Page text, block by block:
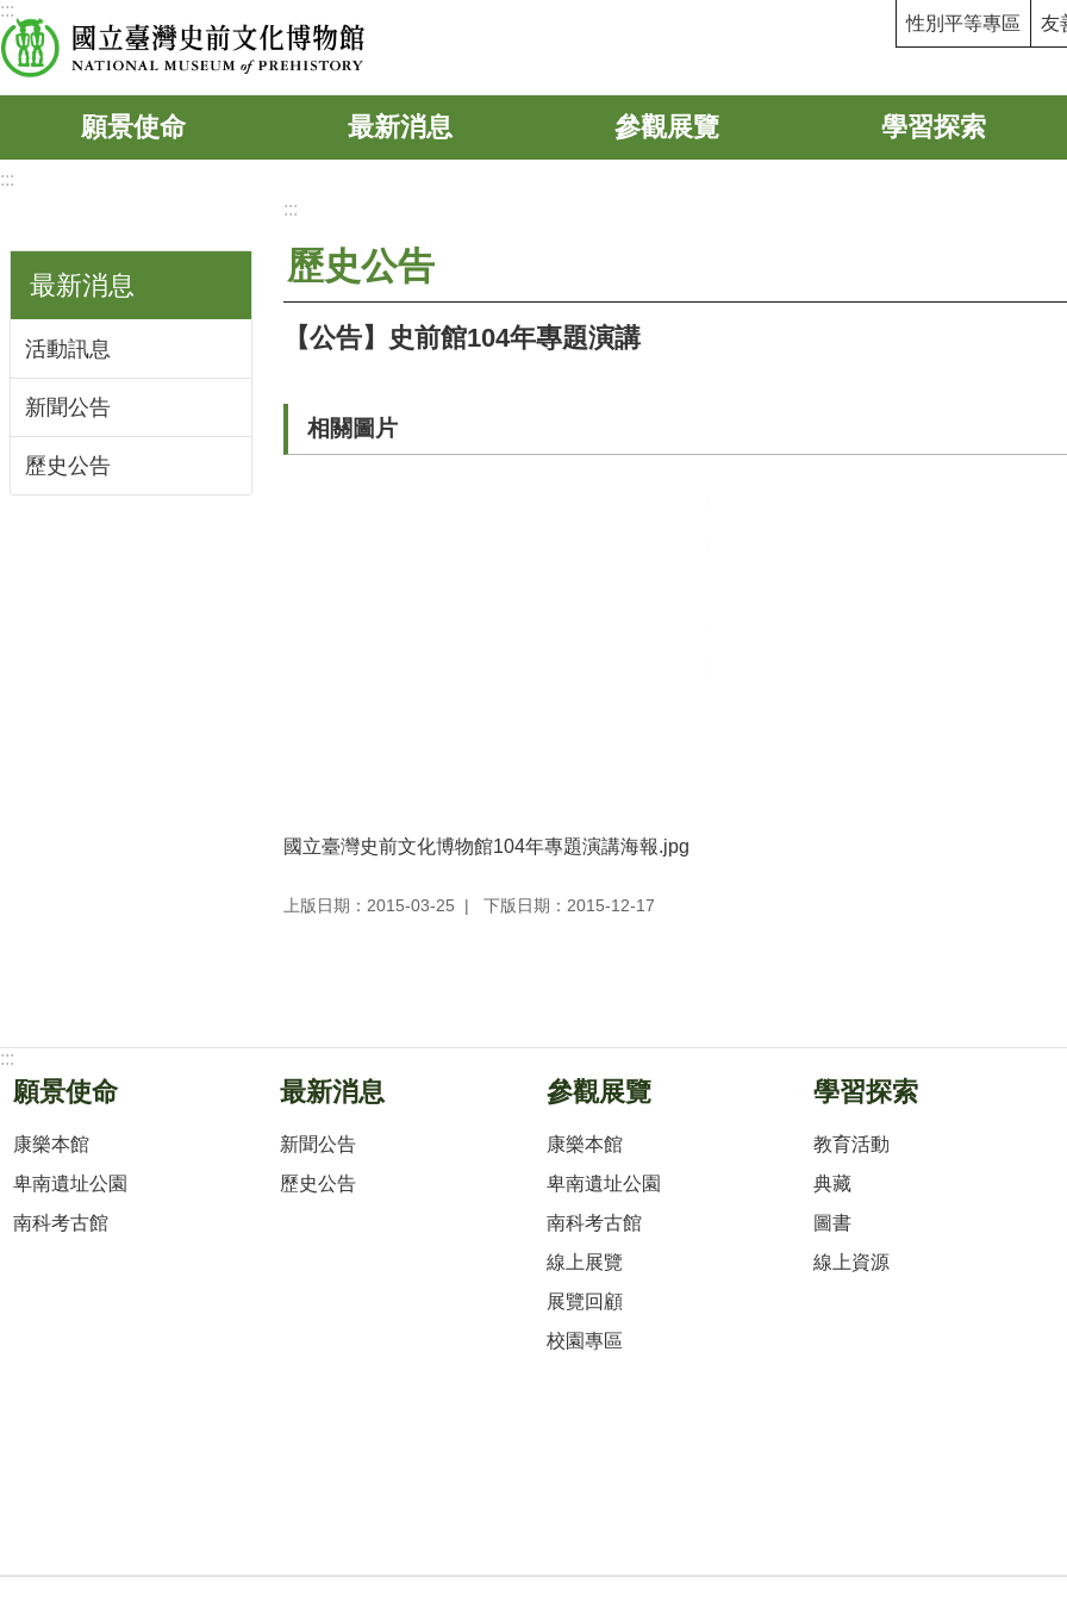
跳到主要內容區塊
:::
性別平等專區 友
願景使命 最新消息 參觀展覽 學習探索
:::
最新消息
活動訊息
新聞公告
歷史公告
:::
歷史公告
【公告】史前館104年專題演講
相關圖片
國立臺灣史前文化博物館104年專題演講海報.jpg
上版日期：2015-03-25 下版日期：2015-12-17
:::
願景使命
康樂本館
卑南遺址公園
南科考古館
最新消息
新聞公告
歷史公告
參觀展覽
康樂本館
卑南遺址公園
南科考古館
線上展覽
展覽回顧
校園專區
學習探索
教育活動
典藏
圖書
線上資源